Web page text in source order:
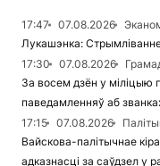
17:47 07.08.2026
Лукашэнка:
17:30
07.08.2026
За восем дзён у міліцыю
паведамленняў аб
17:15
07.08.2026
Вайскова-палітычнае
адказнасці за саўдзел у